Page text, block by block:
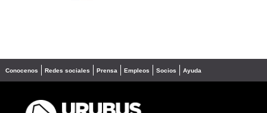
Conocenos Redes sociales Prensa Empleos Socios Ayuda